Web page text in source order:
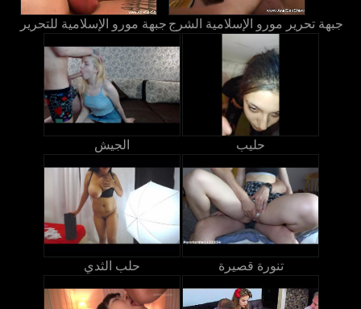
جبهة مورو الإسلامية للتحرير جبهة تحرير مورو الإسلامية الشرج
الجيش حليب
حلب الثدي تنورة قصيرة